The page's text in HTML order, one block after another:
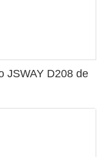
JSWAY D208 de